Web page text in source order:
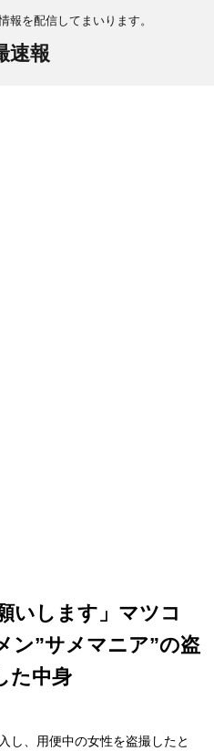
報を配信してまいります。
速報
いします」マツコ
ン”サメマニア”の盗
た中身
し、用便中の女性を盗撮したと